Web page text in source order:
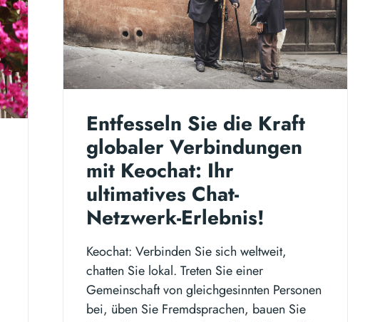
Entfesseln Sie die Kraft
globaler Verbindungen
mit Keochat: Ihr
ultimatives Chat-
Netzwerk-Erlebnis!
Keochat: Verbinden Sie sich weltweit,
chatten Sie lokal. Treten Sie einer
Gemeinschaft von gleichgesinnten Personen
bei, üben Sie Fremdsprachen, bauen Sie